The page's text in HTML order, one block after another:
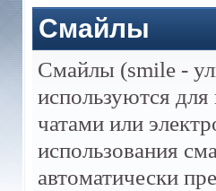
Смайлы
Смайлы (smile -
используются
чатами или
использования
автоматически